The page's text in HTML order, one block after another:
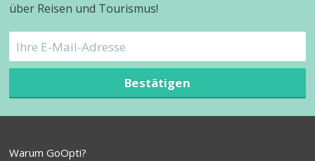
über Reisen und Tourismus!
Bestätigen
Warum GoOpti?